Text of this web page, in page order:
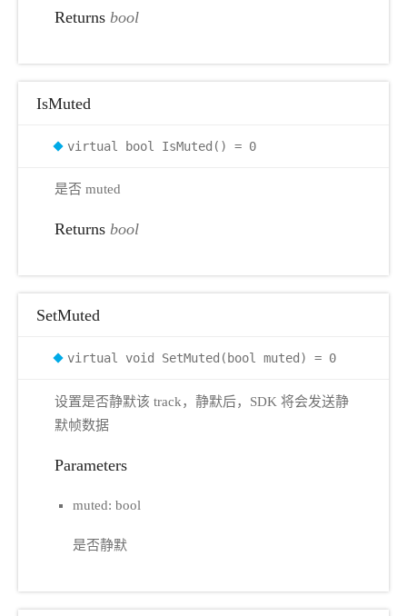
Returns bool
IsMuted
virtual bool IsMuted() = 0
是否 muted
Returns bool
SetMuted
virtual void SetMuted(bool muted) = 0
设置是否静默该 track，静默后，SDK 将会发送静
默帧数据
Parameters
muted: bool
是否静默